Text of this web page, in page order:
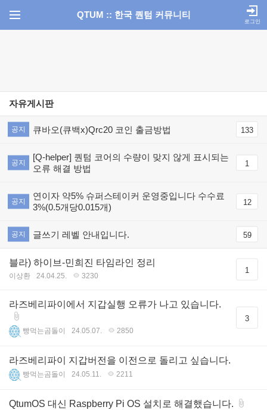
QTUM :: 한국 퀀텀 커뮤니티
로그인
자유게시판
공지 큐바오(큐백x)Qrc20 코인 출금방법 133
공지
[Q-helper] 퀀텀 코어의 수량이 맞지 않게 표시되는
오류 해결 방법
1
공지
연이자 약5% 슈퍼스테이커 운영중입니다 수수료
3%(0.5개당0.015개)
12
공지 글쓰기 레벨 안내입니다. 59
블라) 하이브-민희진 타임라인 정리
이상환 24.04.25. 3230
1
라즈베리파이에서 지갑실행 오류가 나고 있습니다.
빵먹는곰돌이 24.05.07. 2850
3
라즈베리파이 지갑버전을 이전으로 돌리고 싶습니다.
빵먹는곰돌이 24.05.11. 2211
QtumOS 대신 Raspberry Pi OS 설치로 해결했습니다.